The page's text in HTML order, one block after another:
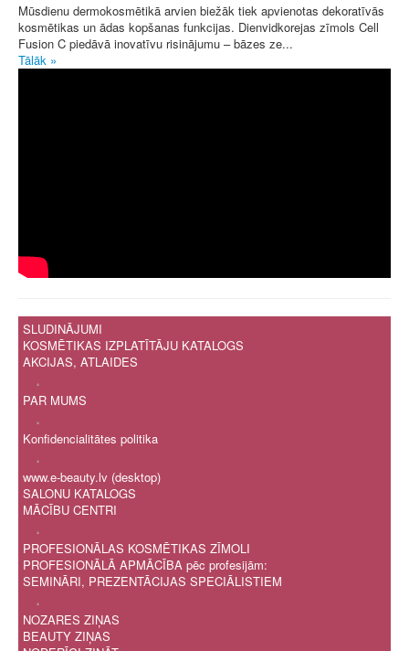
Mūsdienu dermokosmētikā arvien biežāk tiek apvienotas dekoratīvās
kosmētikas un ādas kopšanas funkcijas. Dienvidkorejas zīmols Cell
Fusion C piedāvā inovatīvu risinājumu – bāzes ze...
Tālāk »
SLUDINĀJUMI
KOSMĒTIKAS IZPLATĪTĀJU KATALOGS
AKCIJAS, ATLAIDES
.
PAR MUMS
.
Konfidencialitātes politika
.
www.e-beauty.lv (desktop)
SALONU KATALOGS
MĀCĪBU CENTRI
.
PROFESIONĀLAS KOSMĒTIKAS ZĪMOLI
PROFESIONĀLĀ APMĀCĪBA pēc profesijām:
SEMINĀRI, PREZENTĀCIJAS SPECIĀLISTIEM
.
NOZARES ZIŅAS
BEAUTY ZIŅAS